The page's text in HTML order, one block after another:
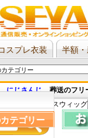
スプレ衣装 半額
, にじさんじ , 葬送のフリ
テゴリー